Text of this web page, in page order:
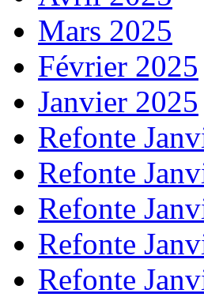
Mars 2025
Février 2025
Janvier 2025
Refonte
Refonte
Refonte
Refonte
Refonte